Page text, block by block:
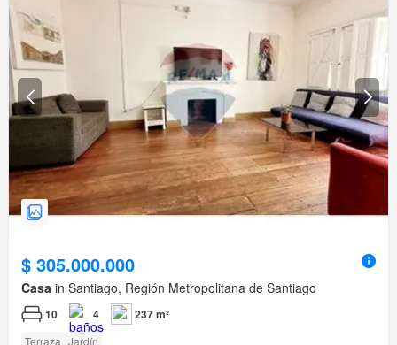
$ 305.000.000
Casa in Santiago, Región Metropolitana de Santiago
10 4 237 m²
Terraza Jardín